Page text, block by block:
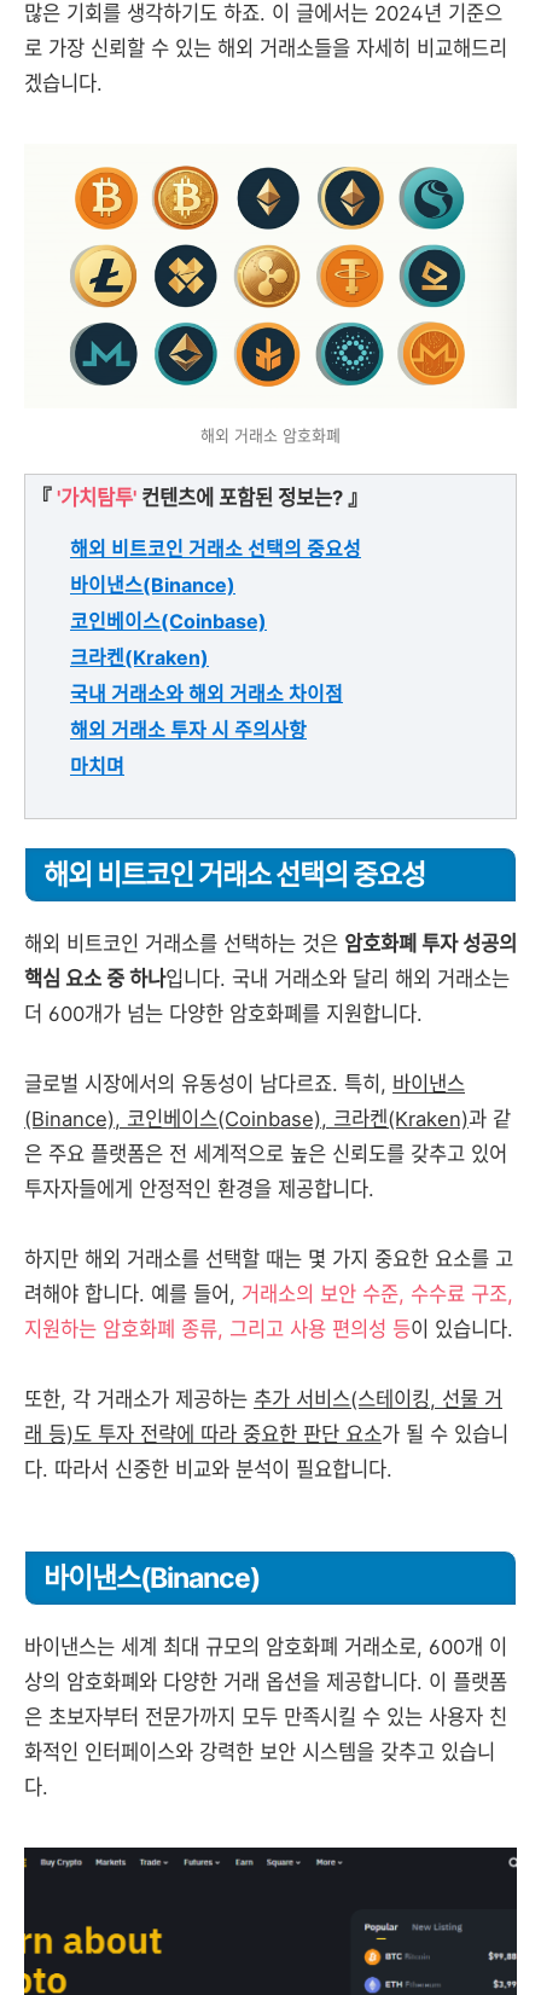
많은 기회를 생각하기도 하죠. 이 글에서는 2024년 기준으
로 가장 신뢰할 수 있는 해외 거래소들을 자세히 비교해드리
겠습니다.
해외 거래소 암호화폐
『 '가치탐투' 컨텐츠에 포함된 정보는? 』
해외 비트코인 거래소 선택의 중요성
바이낸스(Binance)
코인베이스(Coinbase)
크라켄(Kraken)
국내 거래소와 해외 거래소 차이점
해외 거래소 투자 시 주의사항
마치며
해외 비트코인 거래소 선택의 중요성
해외 비트코인 거래소를 선택하는 것은 암호화폐 투자 성공의
핵심 요소 중 하나입니다. 국내 거래소와 달리 해외 거래소는
더 600개가 넘는 다양한 암호화폐를 지원합니다.
글로벌 시장에서의 유동성이 남다르죠. 특히, 바이낸스
(Binance), 코인베이스(Coinbase), 크라켄(Kraken)과 같
은 주요 플랫폼은 전 세계적으로 높은 신뢰도를 갖추고 있어
투자자들에게 안정적인 환경을 제공합니다.
하지만 해외 거래소를 선택할 때는 몇 가지 중요한 요소를 고
려해야 합니다. 예를 들어, 거래소의 보안 수준, 수수료 구조,
지원하는 암호화폐 종류, 그리고 사용 편의성 등이 있습니다.
또한, 각 거래소가 제공하는 추가 서비스(스테이킹, 선물 거
래 등)도 투자 전략에 따라 중요한 판단 요소가 될 수 있습니
다. 따라서 신중한 비교와 분석이 필요합니다.
바이낸스(Binance)
바이낸스는 세계 최대 규모의 암호화폐 거래소로, 600개 이
상의 암호화폐와 다양한 거래 옵션을 제공합니다. 이 플랫폼
은 초보자부터 전문가까지 모두 만족시킬 수 있는 사용자 친
화적인 인터페이스와 강력한 보안 시스템을 갖추고 있습니
다.